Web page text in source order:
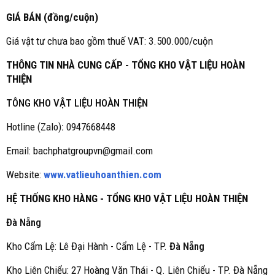
GIÁ BÁN (đồng/cuộn)
Giá vật tư chưa bao gồm thuế VAT: 3.500.000/cuộn
THÔNG TIN NHÀ CUNG CẤP - TỔNG KHO VẬT LIỆU HOÀN
THIỆN
TÔNG KHO VẬT LIỆU HOÀN THIỆN
Hotline (Zalo): 0947668448
Email: bachphatgroupvn@gmail.com
Website: www.vatlieuhoanthien.com
HỆ THỐNG KHO HÀNG - TỔNG KHO VẬT LIỆU HOÀN THIỆN
Đà Nẵng
Kho Cẩm Lệ: Lê Đại Hành - Cẩm Lệ - TP. Đà Nẵng
Kho Liên Chiểu: 27 Hoàng Văn Thái - Q. Liên Chiểu - TP. Đà Nẵng